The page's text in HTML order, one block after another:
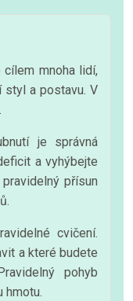
mnoha lidí,
a postavu. V
je správná
a vyhýbejte
přísun
cvičení.
a které budete
pohyb
hmotu.